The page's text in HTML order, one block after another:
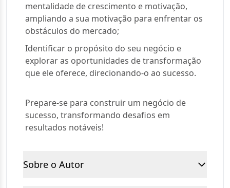
mentalidade de crescimento e motivação,
ampliando a sua motivação para enfrentar os
obstáculos do mercado;
Identificar o propósito do seu negócio e
explorar as oportunidades de transformação
que ele oferece, direcionando-o ao sucesso.
Prepare-se para construir um negócio de
sucesso, transformando desafios em
resultados notáveis!
Sobre o Autor